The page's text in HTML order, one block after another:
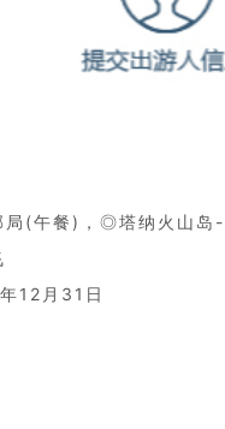
(午餐)，◎塔纳火山
12月31日